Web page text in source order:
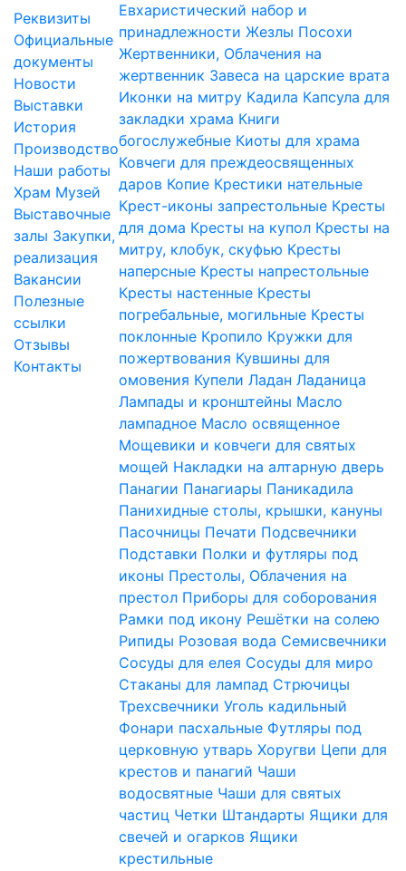
Реквизиты
Официальные
документы
Новости
Выставки
История
Производство
Наши работы
Храм Музей
Выставочные
залы Закупки,
реализация
Вакансии
Полезные
ссылки
Отзывы
Контакты
Евхаристический набор и
принадлежности Жезлы Посохи
Жертвенники, Облачения на
жертвенник Завеса на царские врата
Иконки на митру Кадила Капсула для
закладки храма Книги
богослужебные Киоты для храма
Ковчеги для преждеосвященных
даров Копие Крестики нательные
Крест-иконы запрестольные Кресты
для дома Кресты на купол Кресты на
митру, клобук, скуфью Кресты
наперсные Кресты напрестольные
Кресты настенные Кресты
погребальные, могильные Кресты
поклонные Кропило Кружки для
пожертвования Кувшины для
омовения Купели Ладан Ладаница
Лампады и кронштейны Масло
лампадное Масло освященное
Мощевики и ковчеги для святых
мощей Накладки на алтарную дверь
Панагии Панагиары Паникадила
Панихидные столы, крышки, кануны
Пасочницы Печати Подсвечники
Подставки Полки и футляры под
иконы Престолы, Облачения на
престол Приборы для соборования
Рамки под икону Решётки на солею
Рипиды Розовая вода Семисвечники
Сосуды для елея Сосуды для миро
Стаканы для лампад Стрючицы
Трехсвечники Уголь кадильный
Фонари пасхальные Футляры под
церковную утварь Хоругви Цепи для
крестов и панагий Чаши
водосвятные Чаши для святых
частиц Четки Штандарты Ящики для
свечей и огарков Ящики
крестильные